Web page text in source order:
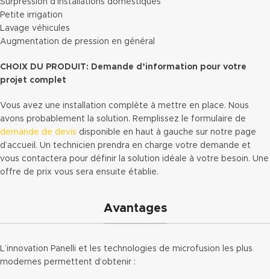
Petite irrigation
Lavage véhicules
Augmentation de pression en général
CHOIX DU PRODUIT: Demande d’information pour votre
projet complet
Vous avez une installation complète à mettre en place. Nous
avons probablement la solution. Remplissez le formulaire de
demande de devis disponible en haut à gauche sur notre page
d’accueil. Un technicien prendra en charge votre demande et
vous contactera pour définir la solution idéale à votre besoin. Une
offre de prix vous sera ensuite établie.
Avantages
L’innovation Panelli et les technologies de microfusion les plus
modernes permettent d’obtenir :